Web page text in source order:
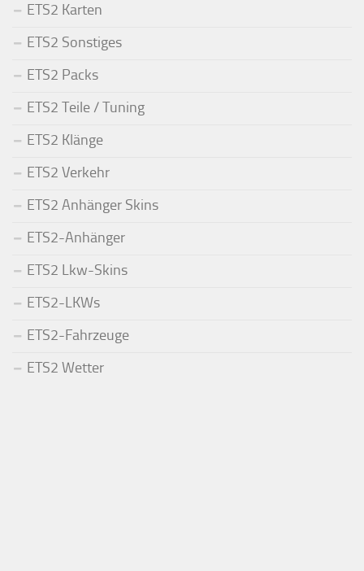
ETS2 Karten
ETS2 Sonstiges
ETS2 Packs
ETS2 Teile / Tuning
ETS2 Klänge
ETS2 Verkehr
ETS2 Anhänger Skins
ETS2-Anhänger
ETS2 Lkw-Skins
ETS2-LKWs
ETS2-Fahrzeuge
ETS2 Wetter